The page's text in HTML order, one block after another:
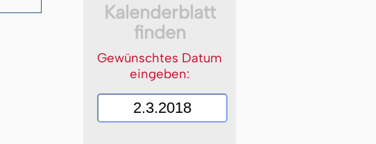
Kalenderblatt
finden
Gewünschtes Datum
eingeben: